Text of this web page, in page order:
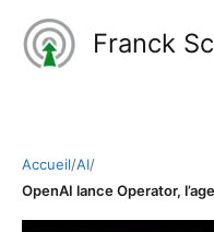
contenu
Franck
Accueil/AI/
OpenAI lance Operator,